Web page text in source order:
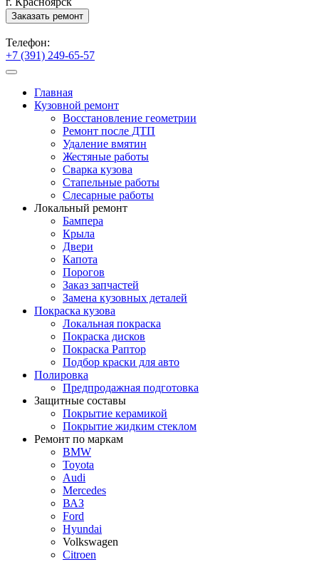
Заказать ремонт
Телефон:
+7 (391) 249-65-57
Главная
Кузовной ремонт
Восстановление геометрии
Ремонт после ДТП
Удаление вмятин
Жестяные работы
Сварка кузова
Стапельные работы
Слесарные работы
Локальный ремонт
Бампера
Крыла
Двери
Капота
Порогов
Заказ запчастей
Замена кузовных деталей
Покраска кузова
Локальная покраска
Покраска дисков
Покраска Раптор
Подбор краски для авто
Полировка
Предпродажная подготовка
Защитные составы
Покрытие керамикой
Покрытие жидким стеклом
Ремонт по маркам
BMW
Toyota
Audi
Mercedes
ВАЗ
Ford
Hyundai
Volkswagen
Citroen